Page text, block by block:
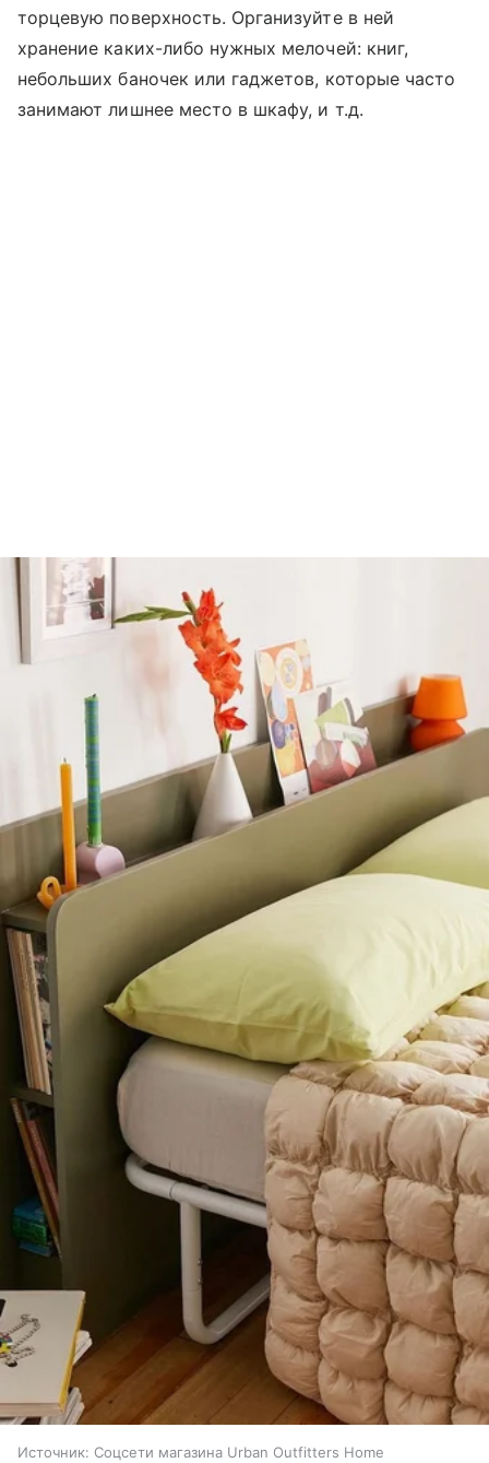
торцевую поверхность. Организуйте в ней
хранение каких-либо нужных мелочей: книг,
небольших баночек или гаджетов, которые часто
занимают лишнее место в шкафу, и т.д.
Источник: Соцсети магазина Urban Outfitters Home